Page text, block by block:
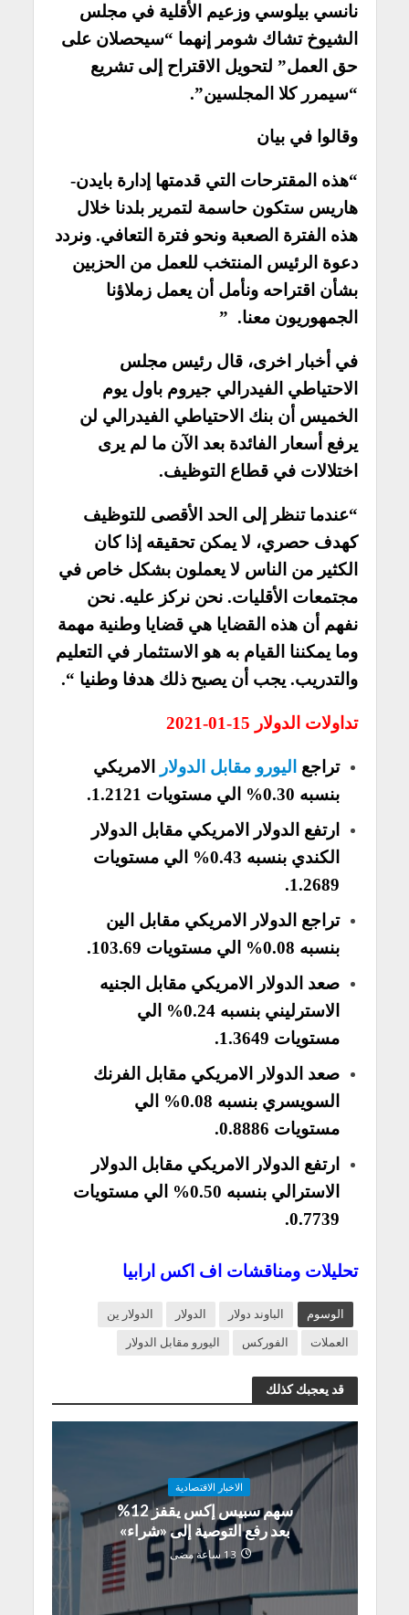
نانسي بيلوسي وزعيم الأقلية في مجلس
الشيوخ تشاك شومر إنهما “سيحصلان على
حق العمل” لتحويل الاقتراح إلى تشريع
“سيمرر كلا المجلسين”.
وقالوا في بيان
“هذه المقترحات التي قدمتها إدارة بايدن-
هاريس ستكون حاسمة لتمرير بلدنا خلال
هذه الفترة الصعبة ونحو فترة التعافي. ونردد
دعوة الرئيس المنتخب للعمل من الحزبين
بشأن اقتراحه ونأمل أن يعمل زملاؤنا
الجمهوريون معنا. ”
في أخبار اخرى، قال رئيس مجلس
الاحتياطي الفيدرالي جيروم باول يوم
الخميس أن بنك الاحتياطي الفيدرالي لن
يرفع أسعار الفائدة بعد الآن ما لم يرى
اختلالات في قطاع التوظيف.
“عندما تنظر إلى الحد الأقصى للتوظيف
كهدف حصري، لا يمكن تحقيقه إذا كان
الكثير من الناس لا يعملون بشكل خاص في
مجتمعات الأقليات. نحن نركز عليه. نحن
نفهم أن هذه القضايا هي قضايا وطنية مهمة
وما يمكننا القيام به هو الاستثمار في التعليم
والتدريب. يجب أن يصبح ذلك هدفا وطنيا “.
تداولات الدولار 15-01-2021
تراجع اليورو مقابل الدولار
الامريكي
بنسبه 0.30% الي مستويات 1.2121.
ارتفع الدولار الامريكي مقابل الدولار
الكندي بنسبه 0.43% الي مستويات
1.2689.
تراجع الدولار الامريكي مقابل الين
بنسبه 0.08% الي مستويات 103.69.
صعد الدولار الامريكي مقابل الجنيه
الاسترليني بنسبه 0.24% الي
مستويات 1.3649.
صعد الدولار الامريكي مقابل الفرنك
السويسري بنسبه 0.08% الي
مستويات 0.8886.
ارتفع الدولار الامريكي مقابل الدولار
الاسترالي بنسبه 0.50% الي مستويات
0.7739.
تحليلات ومناقشات اف اكس ارابيا
الوسوم الباوند دولار الدولار
الدولار ين
العملات
الفوركس اليورو مقابل الدولار
قد يعجبك كذلك
الاخبار الاقتصادية
سهم سبيس إكس يقفز 12%
بعد رفع التوصية إلى «شراء»
13 ساعة مضى